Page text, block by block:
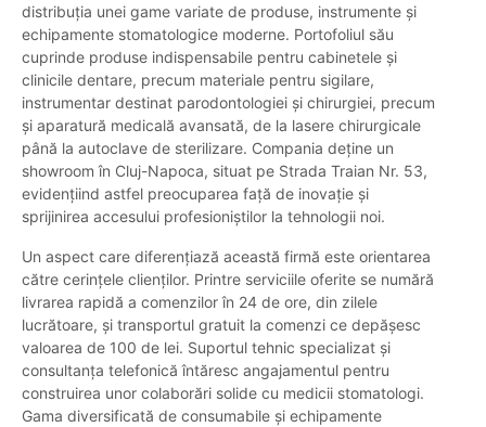
distribuția unei game variate de produse, instrumente și
echipamente stomatologice moderne. Portofoliul său
cuprinde produse indispensabile pentru cabinetele și
clinicile dentare, precum materiale pentru sigilare,
instrumentar destinat parodontologiei și chirurgiei, precum
și aparatură medicală avansată, de la lasere chirurgicale
până la autoclave de sterilizare. Compania deține un
showroom în Cluj-Napoca, situat pe Strada Traian Nr. 53,
evidențiind astfel preocuparea față de inovație și
sprijinirea accesului profesioniștilor la tehnologii noi.
Un aspect care diferențiază această firmă este orientarea
către cerințele clienților. Printre serviciile oferite se numără
livrarea rapidă a comenzilor în 24 de ore, din zilele
lucrătoare, și transportul gratuit la comenzi ce depășesc
valoarea de 100 de lei. Suportul tehnic specializat și
consultanța telefonică întăresc angajamentul pentru
construirea unor colaborări solide cu medicii stomatologi.
Gama diversificată de consumabile și echipamente